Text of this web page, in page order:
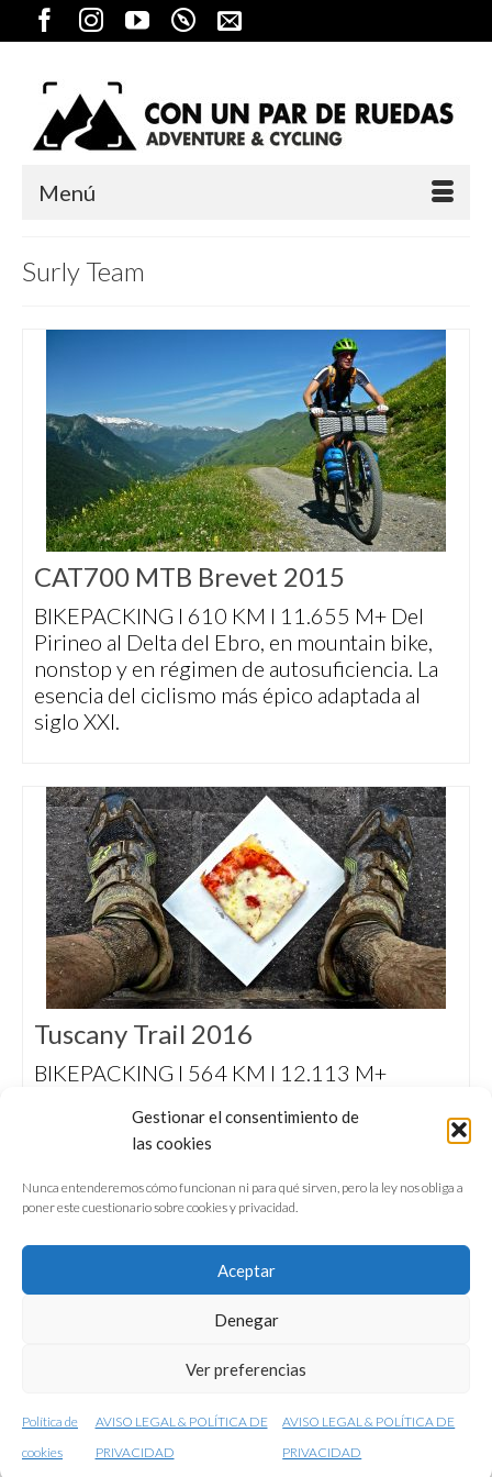
Gestionar el consentimiento de
las cookies
Nunca entenderemos cómo funcionan ni para qué sirven, pero la ley nos obliga a
poner este cuestionario sobre cookies y privacidad.
Aceptar
Denegar
Ver preferencias
Política de
cookies
AVISO LEGAL & POLÍTICA DE
PRIVACIDAD
AVISO LEGAL & POLÍTICA DE
PRIVACIDAD
Menú
Surly Team
CAT700 MTB Brevet 2015
BIKEPACKING I 610 KM I 11.655 M+ Del
Pirineo al Delta del Ebro, en mountain bike,
nonstop y en régimen de autosuficiencia. La
esencia del ciclismo más épico adaptada al
siglo XXI.
Tuscany Trail 2016
BIKEPACKING I 564 KM I 12.113 M+
Toscana. Pizzas, cappuccinos, buenos vinos…
Y lluvia, barro, frío, inundaciones, costalones,
vivacs, calambres, pájaras…
CONFERENCIAS
VÍDEOS & REPORTAJES TV
NUESTROS LIBROS
© 2001-2026 conunparderuedas